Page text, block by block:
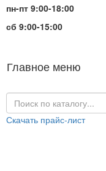
пн-пт 9:00-18:00
сб 9:00-15:00
Главное меню
Скачать прайс-лист